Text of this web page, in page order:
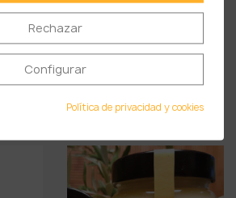
PACK 4 ACEITE VE OLIVO
DE...
89,90 €
Rechazar
Configurar
Política de privacidad y cookies